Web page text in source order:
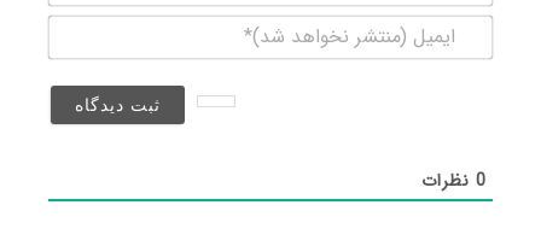
(منتشر
0نظرات